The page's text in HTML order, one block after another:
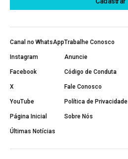
Canal no WhatsApp
Instagram
Facebook
X
YouTube
Página Inicial
Últimas Notícias
Trabalhe Conosco
Anuncie
Código de Conduta
Fale Conosco
Política de Privacidade
Sobre Nós